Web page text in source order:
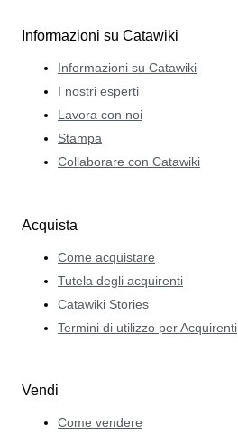
Informazioni su Catawiki
Informazioni su Catawiki
I nostri esperti
Lavora con noi
Stampa
Collaborare con Catawiki
Acquista
Come acquistare
Tutela degli acquirenti
Catawiki Stories
Termini di utilizzo per Acquirenti
Vendi
Come vendere